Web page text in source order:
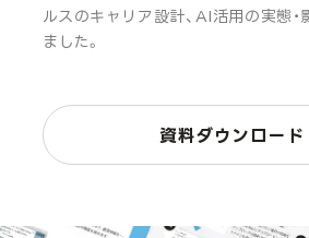
ルスのキャリア設計、AI活用の実態
ました。
資料ダウンロード